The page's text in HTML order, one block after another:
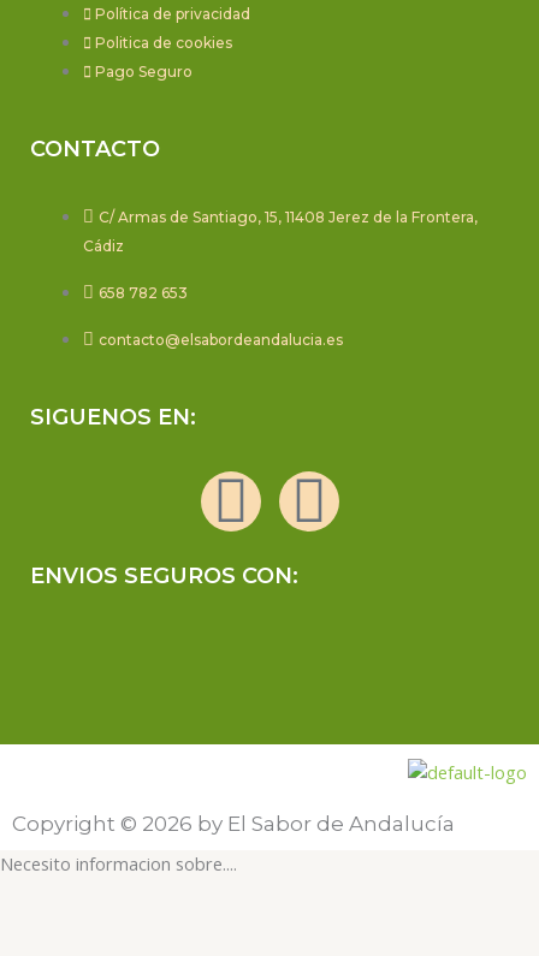
Política de privacidad
Politica de cookies
Pago Seguro
CONTACTO
C/ Armas de Santiago, 15, 11408 Jerez de la Frontera,
Cádiz
658 782 653
contacto@elsabordeandalucia.es
SIGUENOS EN:
F
a
b
o
o
I
a
g
ENVIOS SEGUROS CON:
Copyright © 2026 by El Sabor de Andalucía
Necesito informacion sobre....